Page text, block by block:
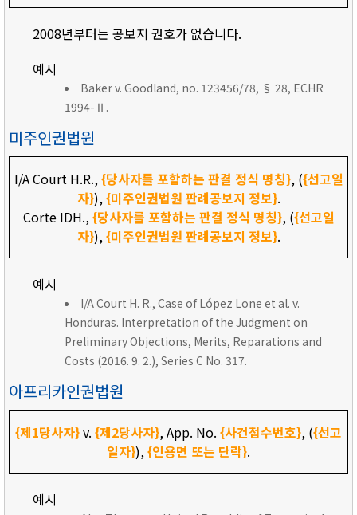
2008년부터는 공보지 권호가 없습니다.
예시
Baker v. Goodland, no. 123456/78, § 28, ECHR
1994-Ⅱ.
미주인권법원
I/A Court H.R.,{당사자를 포함하는 판결 정식 명칭}, ({선고일
자}),{미주인권법원 판례공보지 정보}.
Corte IDH.,{당사자를 포함하는 판결 정식 명칭}, ({선고일
자}),{미주인권법원 판례공보지 정보}.
예시
I/A Court H. R., Case of López Lone et al. v.
Honduras. Interpretation of the Judgment on
Preliminary Objections, Merits, Reparations and
Costs (2016. 9. 2.), Series C No. 317.
아프리카인권법원
{제1당사자}v. {제2당사자}, App. No. {사건접수번호}, ({선고
일자}),{인용면 또는 단락}.
예시